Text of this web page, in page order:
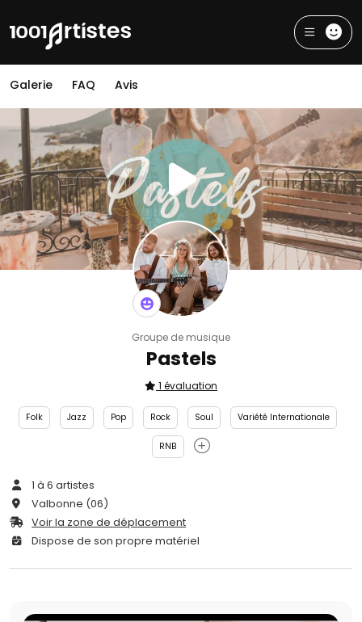
Galerie FAQ Avis
Groupe de musique
Pastels
1 évaluation
Folk Jazz Pop Rock Soul Variété Internationale
RNB
1 à 6 artistes
Valbonne (06)
Voir la zone de déplacement
Dispose de son propre matériel